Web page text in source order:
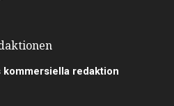
redaktion